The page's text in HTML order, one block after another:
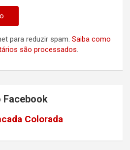
para reduzir spam. Saiba como
são processados.
Facebook
Colorada